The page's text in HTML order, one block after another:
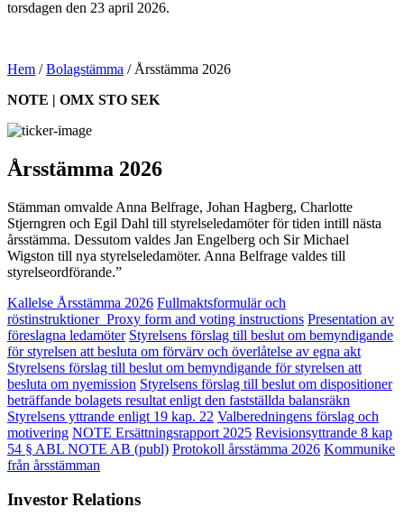
torsdagen den 23 april 2026.
Hem /Bolagstämma / Årsstämma 2026
NOTE | OMX STO SEK
Årsstämma 2026
Stämman omvalde Anna Belfrage, Johan Hagberg, Charlotte
Stjerngren och Egil Dahl till styrelseledamöter för tiden intill nästa
årsstämma. Dessutom valdes Jan Engelberg och Sir Michael
Wigston till nya styrelseledamöter. Anna Belfrage valdes till
styrelseordförande.”
Kallelse Årsstämma 2026 Fullmaktsformulär och
röstinstruktioner_Proxy form and voting instructions Presentation av
föreslagna ledamöter Styrelsens förslag till beslut om bemyndigande
för styrelsen att besluta om förvärv och överlåtelse av egna akt
Styrelsens förslag till beslut om bemyndigande för styrelsen att
besluta om nyemission Styrelsens förslag till beslut om dispositioner
beträffande bolagets resultat enligt den fastställda balansräkn
Styrelsens yttrande enligt 19 kap. 22 Valberedningens förslag och
motivering NOTE Ersättningsrapport 2025 Revisionsyttrande 8 kap
54 § ABL NOTE AB (publ) Protokoll årsstämma 2026 Kommunike
från årsstämman
Investor Relations